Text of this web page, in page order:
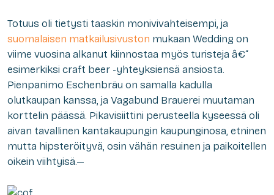
Totuus oli tietysti taaskin monivivahteisempi, ja
suomalaisen matkailusivuston mukaan Wedding on
viime vuosina alkanut kiinnostaa myös turisteja â€“
esimerkiksi craft beer -yhteyksiensä ansiosta.
Pienpanimo Eschenbräu on samalla kadulla
olutkaupan kanssa, ja Vagabund Brauerei muutaman
korttelin päässä. Pikavisiittini perusteella kyseessä oli
aivan tavallinen kantakaupungin kaupunginosa, etninen
mutta hipsteröityvä, osin vähän resuinen ja paikoitellen
oikein viihtyisä.—